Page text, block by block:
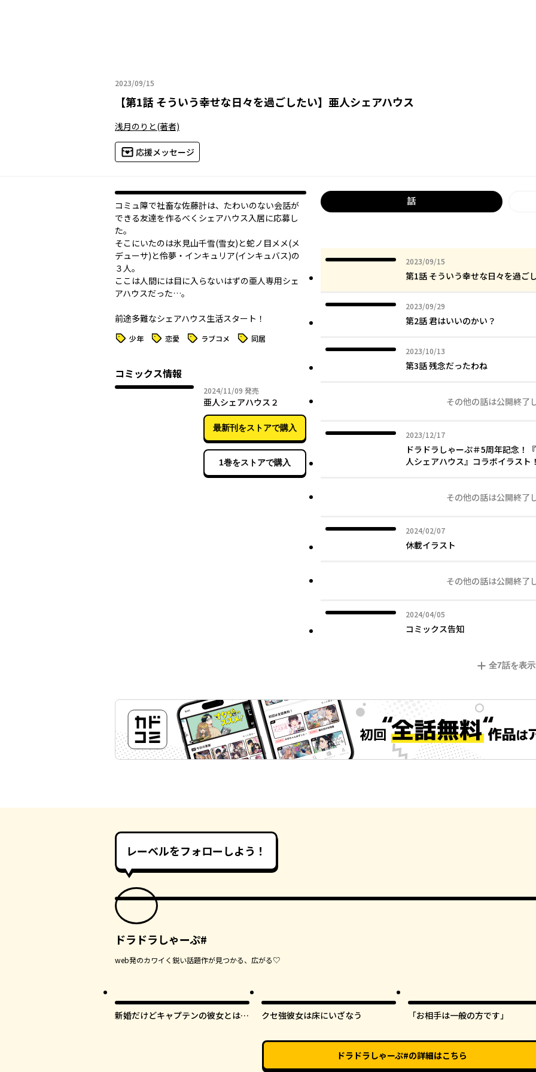
2023/09/15
2023年09月15日
【第1話 そういう幸せな日々を過ごしたい】 亜人シェアハウス
浅月のりと(著者)
応援メッセージ
コミュ障で社畜な佐藤計は、たわいのない会話が
できる友達を作るべくシェアハウス入居に応募し
た。
そこにいたのは氷見山千雪(雪女)と蛇ノ目メメ(メ
デューサ)と伶夢・インキュリア(インキュバス)の
３人。
ここは人間には目に入らないはずの亜人専用シェ
アハウスだった…。
タグ 少年 タグ 恋愛 タグ ラブコメ タグ 同居
コミックス情報
2024/11/09 2024年11月09日
発売
亜人シェアハウス２
最新刊をストアで購入
1巻をストアで購入
話
2023/09/15
2023年09月15日
第1話 そういう幸せな日々を過
2023/09/29
2023年09月29日
第2話 君はいいのかい？
2023/10/13
2023年10月13日
第3話 残念だったわね
その他の話は公開終了
2023/12/17
2023年12月17日
ドラドラしゃーぷ＃5周年記念！
人シェアハウス』コラボイラス
その他の話は公開終了
2024/02/07
2024年02月07日
休載イラスト
その他の話は公開終了
2024/04/05
2024年04月05日
コミックス告知
全7話を表示
レーベルをフォローしよう！
ドラドラしゃーぷ#
web発のカワイく鋭い話題作が見つかる、広がる♡
新婚だけどキャプテンの彼女とはま
クセ強彼女は床にいざなう 「お相手は一般の方です」
ドラドラしゃーぷ#の詳細はこちら